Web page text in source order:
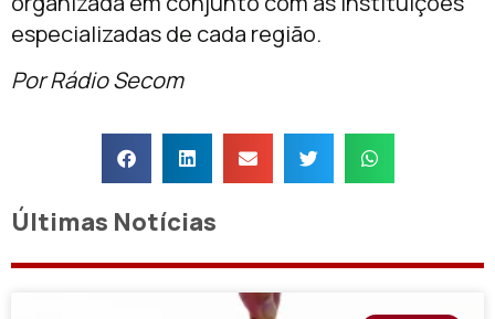
especializadas de cada região.
Por Rádio Secom
Últimas Notícias